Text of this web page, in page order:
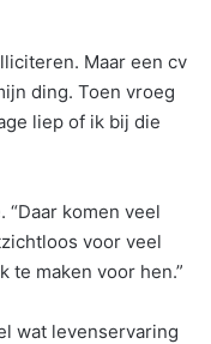
Maar een cv
ding. Toen vroeg
liep of ik bij die
komen veel
voor veel
te maken voor hen.”
wat levenservaring